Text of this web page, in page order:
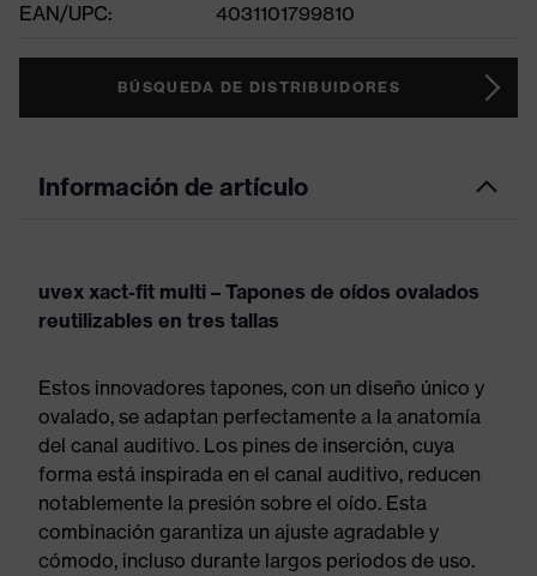
EAN/UPC:
4031101799810
BÚSQUEDA DE DISTRIBUIDORES
Información de artículo
uvex xact-fit multi – Tapones de oídos ovalados
reutilizables en tres tallas
Estos innovadores tapones, con un diseño único y
ovalado, se adaptan perfectamente a la anatomía
del canal auditivo. Los pines de inserción, cuya
forma está inspirada en el canal auditivo, reducen
notablemente la presión sobre el oído. Esta
combinación garantiza un ajuste agradable y
cómodo, incluso durante largos periodos de uso.